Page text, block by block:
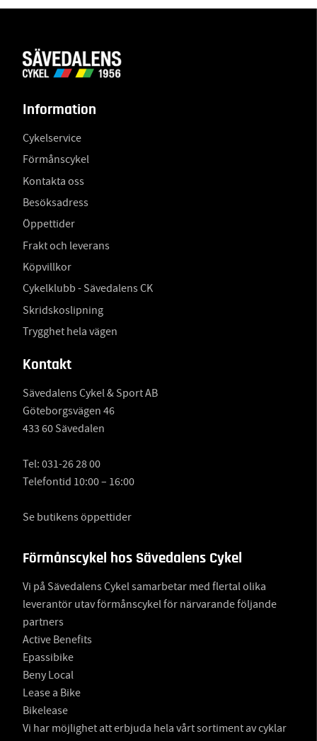
Information
Cykelservice
Förmånscykel
Kontakta oss
Besöksadress
Öppettider
Frakt och leverans
Köpvillkor
Cykelklubb - Sävedalens CK
Skridskoslipning
Trygghet hela vägen
Kontakt
Sävedalens Cykel & Sport AB
Göteborgsvägen 46
433 60 Sävedalen
Tel: 031-26 28 00
Telefontid 10:00 – 16:00
Se butikens öppettider
Förmånscykel hos Sävedalens Cykel
Vi på Sävedalens Cykel samarbetar med flertal olika
leverantör utav förmånscykel för närvarande följande
partners
Active Benefits
Epassibike
Beny Local
Lease a Bike
Bikelease
Vi har möjlighet att erbjuda hela vårt sortiment av cyklar